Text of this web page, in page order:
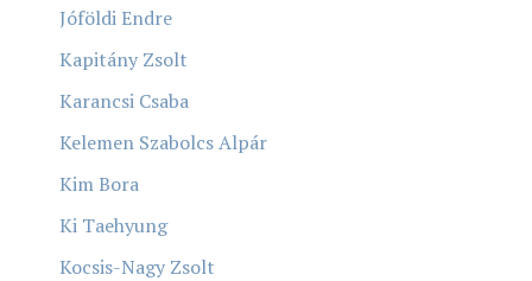
Jóföldi Endre
Kapitány Zsolt
Karancsi Csaba
Kelemen Szabolcs Alpár
Kim Bora
Ki Taehyung
Kocsis-Nagy Zsolt